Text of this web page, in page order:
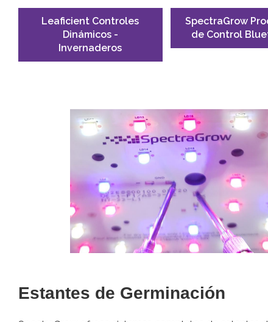
Leaficient Controles
Dinámicos -
Invernaderos
SpectraGrow
de Control
Estantes de Germinación